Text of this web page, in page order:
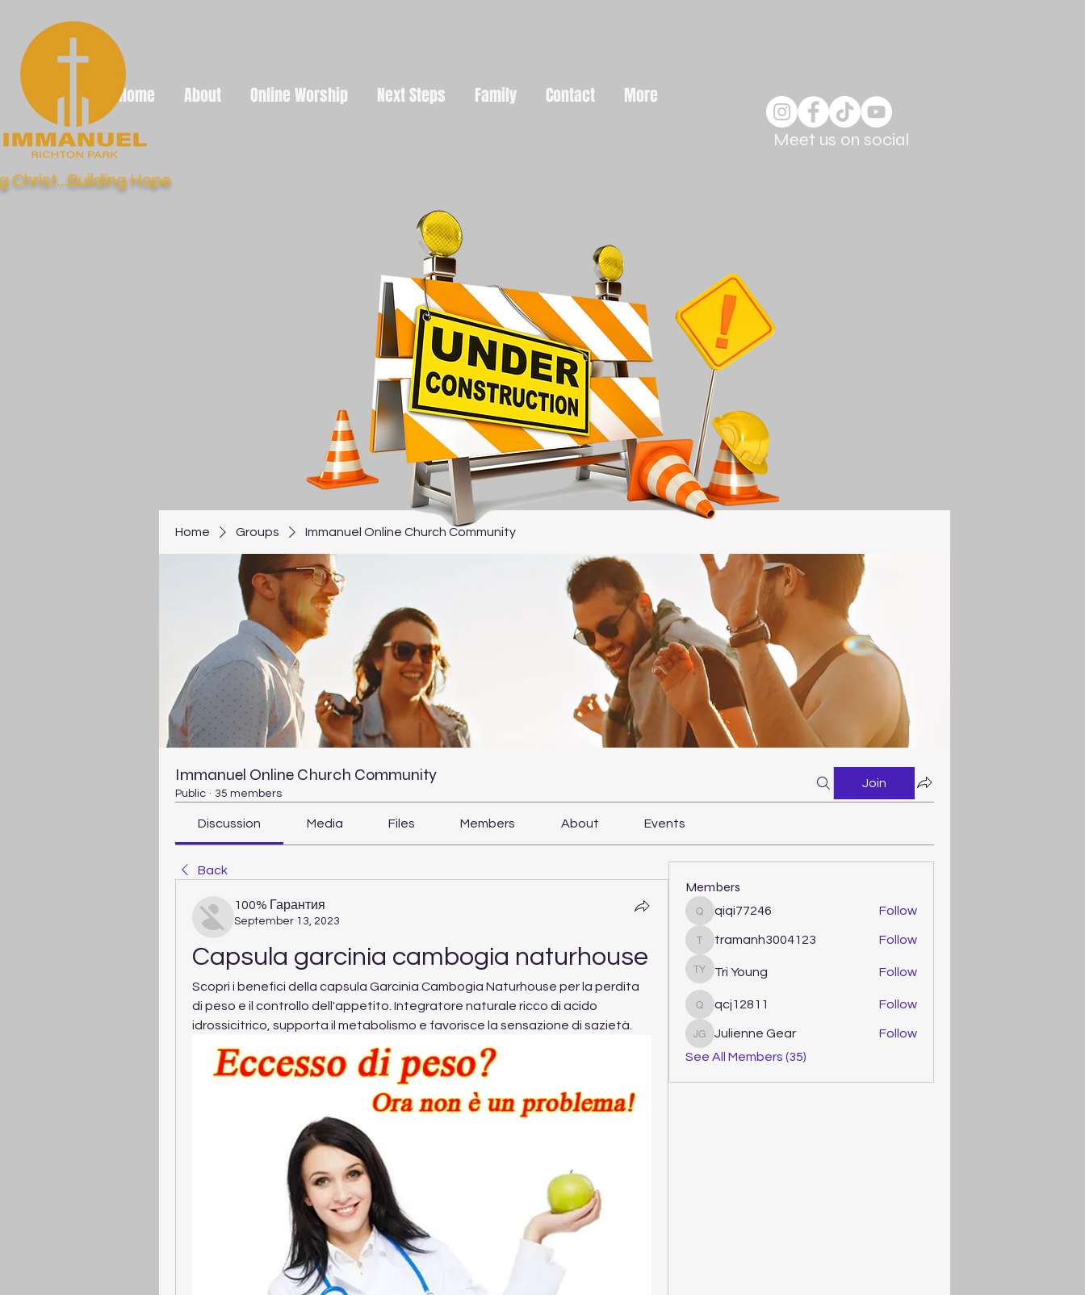
Christ...Building Hope
Home About Online Worship Next Steps Family Contact More
Meet us on social
Home Groups Immanuel Online Church Community
Immanuel Online Church Community
Public · 35 members
Join
Discussion Media Files Members About Events
Back
100% Гарантия
September 13, 2023
Capsula garcinia cambogia naturhouse
Scopri i benefici della capsula Garcinia Cambogia Naturhouse per la perdita
di peso e il controllo dell'appetito. Integratore naturale ricco di acido
idrossicitrico, supporta il metabolismo e favorisce la sensazione di sazietà.
Members
qiqi77246
qiqi77246 Follow
tramanh3004123
tramanh3004123 Follow
Tri Young
Tri Young Follow
qcj12811
qcj12811 Follow
Julienne Gear
Julienne Gear
Follow
See All Members (35)